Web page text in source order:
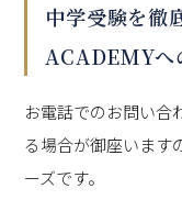
中学受験を徹
ACADEMYへ
お電話でのお問い合
る場合が御座います
ーズです。